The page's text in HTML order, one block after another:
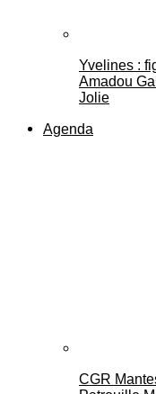
Yvelines :
Amadou
Jolie
Agenda
CGR